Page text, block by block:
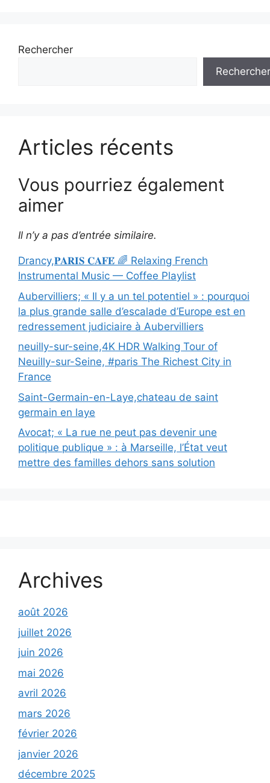
Rechercher
Rechercher
Articles récents
Vous pourriez également
aimer
Il n’y a pas d’entrée similaire.
Drancy,𝐏𝐀𝐑𝐈𝐒 𝐂𝐀𝐅𝐄́ 🌈 Relaxing French
Instrumental Music — Coffee Playlist
Aubervilliers; « Il y a un tel potentiel » : pourquoi
la plus grande salle d’escalade d’Europe est en
redressement judiciaire à Aubervilliers
neuilly-sur-seine,4K HDR Walking Tour of
Neuilly-sur-Seine, #paris The Richest City in
France
Saint-Germain-en-Laye,chateau de saint
germain en laye
Avocat; « La rue ne peut pas devenir une
politique publique » : à Marseille, l’État veut
mettre des familles dehors sans solution
Archives
août 2026
juillet 2026
juin 2026
mai 2026
avril 2026
mars 2026
février 2026
janvier 2026
décembre 2025